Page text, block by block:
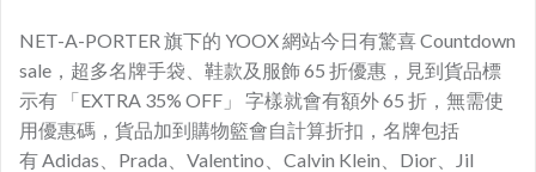
NET-A-PORTER 旗下的 YOOX 網站今日有驚喜 Countdown
sale，超多名牌手袋、鞋款及服飾 65 折優惠，見到貨品標
示有 「EXTRA 35% OFF」 字樣就會有額外 65 折，無需使
用優惠碼，貨品加到購物籃會自計算折扣，名牌包括
有 Adidas、Prada、Valentino、Calvin Klein、Dior、Jil